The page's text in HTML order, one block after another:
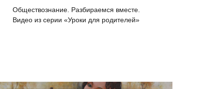
Обществознание. Разбираемся вместе.
Видео из серии «Уроки для родителей»